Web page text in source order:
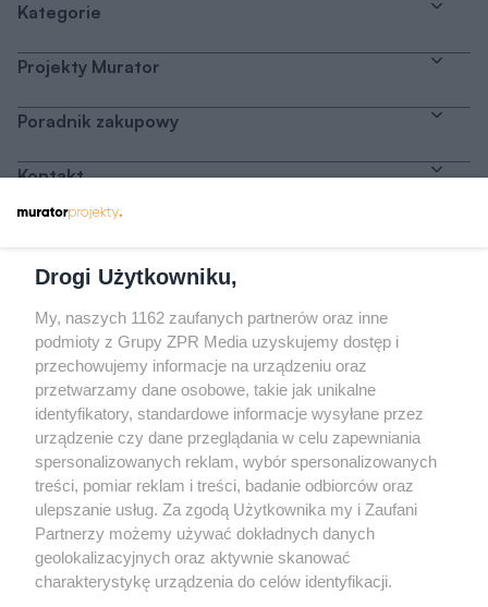
Kategorie
Projekty Murator
Poradnik zakupowy
Kontakt
Odwiedź grupę na Facebooku
Gdybym budował drugi raz - mądry Polak
przed budową
Forum Muratora
Drogi Użytkowniku,
My, naszych 1162 zaufanych partnerów oraz inne
podmioty z Grupy ZPR Media uzyskujemy dostęp i
przechowujemy informacje na urządzeniu oraz
przetwarzamy dane osobowe, takie jak unikalne
identyfikatory, standardowe informacje wysyłane przez
urządzenie czy dane przeglądania w celu zapewniania
spersonalizowanych reklam, wybór spersonalizowanych
treści, pomiar reklam i treści, badanie odbiorców oraz
ulepszanie usług. Za zgodą Użytkownika my i Zaufani
Partnerzy możemy używać dokładnych danych
geolokalizacyjnych oraz aktywnie skanować
charakterystykę urządzenia do celów identyfikacji.